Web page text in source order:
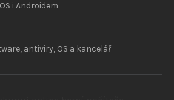
i Androidem
antiviry, OS a kancelář